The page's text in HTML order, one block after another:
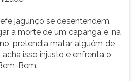
jagunço se desentendem,
a morte de um capanga e, na
pretendia matar alguém de
isso injusto e enfrenta o
Bem.